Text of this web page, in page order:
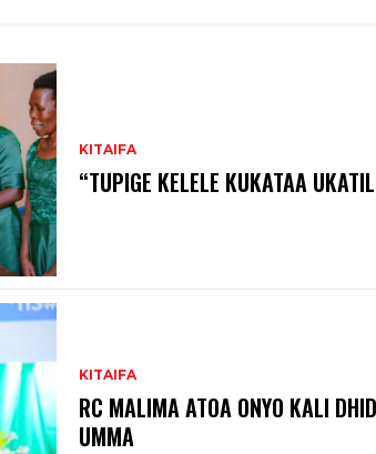
KITAIFA
“TUPIGE KELELE KUKATAA
KITAIFA
RC MALIMA ATOA ONYO KALI
UMMA